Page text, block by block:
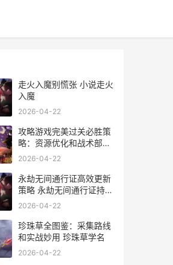
走火入魔别慌张 小说走火
入魔
2026-04-22
攻略游戏完美过关必胜策
略：资源优化和战术部署
完美攻略游戏快穿txt
2026-04-22
永劫无间通行证高效更新
策略 永劫无间通行证持续
多久
2026-04-22
珍珠草全图鉴：采集路线
和实战妙用 珍珠草学名
2026-04-22